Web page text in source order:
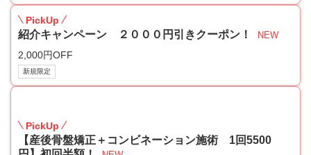
PickUp
紹介キャンペーン ２０００円引きクーポン！ NEW
2,000円OFF
新規限定
PickUp
【産後骨盤矯正＋コンビネーション施術 1回5500